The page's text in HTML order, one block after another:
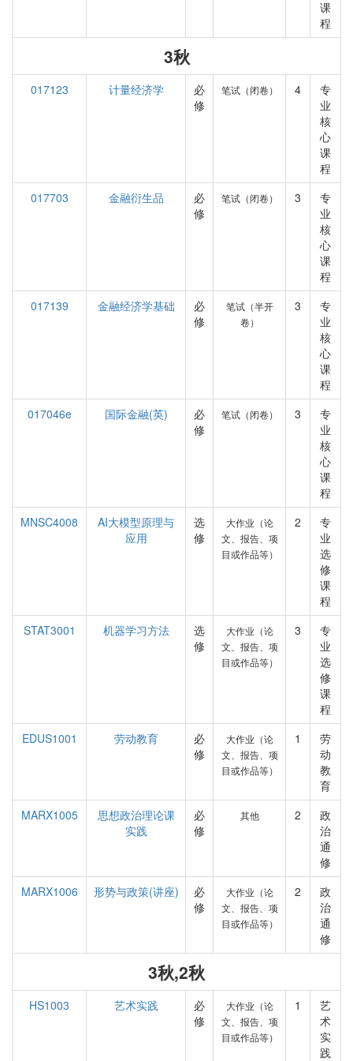
课
程
3秋
017123 计量经济学
必
修
笔试（闭卷） 4
专
业
核
心
课
程
017703
金融衍生品
必
修
笔试（闭卷） 3
专
业
核
心
课
程
017139
金融经济学基础
必
修
笔试（半开
卷）
3
专
业
核
心
课
程
017046e
国际金融(英)
必
修
笔试（闭卷） 3
专
业
核
心
课
程
MNSC4008
AI大模型原理与
应用
选
修
大作业（论
文、报告、项
目或作品等）
2
专
业
选
修
课
程
STAT3001
机器学习方法
选
修
大作业（论
文、报告、项
目或作品等）
3
专
业
选
修
课
程
EDUS1001
劳动教育
必
修
大作业（论
文、报告、项
目或作品等）
1
劳
动
教
育
MARX1005
思想政治理论课
实践
必
修
其他 2
政
治
通
修
MARX1006
形势与政策(讲座)
必
修
大作业（论
文、报告、项
目或作品等）
2
政
治
通
修
3秋,2秋
HS1003 艺术实践
必
修
大作业（论
文、报告、项
目或作品等）
1
艺
术
实
践